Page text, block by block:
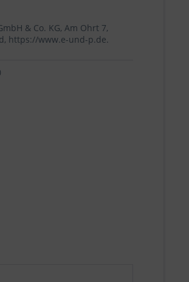
& Co. KG, Am Ohrt 7,
https://www.e-und-p.de.